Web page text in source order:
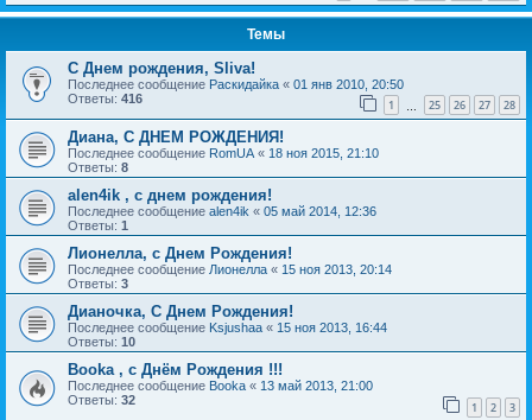
Темы
С Днем рождения, Sliva!
Последнее сообщение Раскидайка « 01 янв 2010, 20:50
Ответы: 416 1 25 26 27 28
Диана, С ДНЕМ РОЖДЕНИЯ!
Последнее сообщение RomUA « 18 ноя 2015, 21:10
Ответы: 8
alen4ik , с днем рождения!
Последнее сообщение alen4ik « 05 май 2014, 12:36
Ответы: 1
Лионелла, с Днем Рождения!
Последнее сообщение Лионелла « 15 ноя 2013, 20:14
Ответы: 3
Дианочка, С Днем Рождения!
Последнее сообщение Ksjushaa « 15 ноя 2013, 16:44
Ответы: 10
Booka , с Днём Рождения !!!
Последнее сообщение Booka « 13 май 2013, 21:00
Ответы: 32 1 2 3